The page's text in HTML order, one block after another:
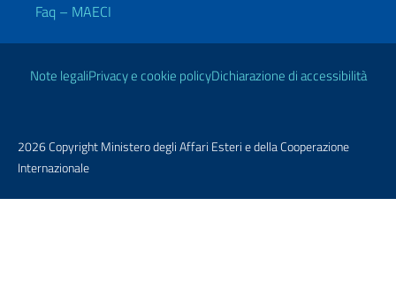
Faq – MAECI
Link Utili
Note legaliPrivacy e cookie policyDichiarazione di accessibilità
2026 Copyright Ministero degli Affari Esteri e della Cooperazione
Internazionale